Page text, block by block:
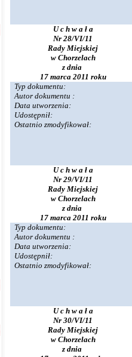
U c h w a ł a
Nr 28/VI/11
Rady Miejskiej
w Chorzelach
z dnia
17 marca 2011 roku
Typ dokumentu:
Autor dokumentu :
Data utworzenia:
Udostępnił:
Ostatnio zmodyfikował:
U c h w a ł a
Nr 29/VI/11
Rady Miejskiej
w Chorzelach
z dnia
17 marca 2011 roku
Typ dokumentu:
Autor dokumentu :
Data utworzenia:
Udostępnił:
Ostatnio zmodyfikował:
U c h w a ł a
Nr 30/VI/11
Rady Miejskiej
w Chorzelach
z dnia